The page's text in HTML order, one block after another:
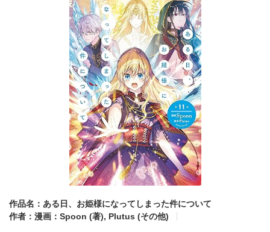
作品名：ある日、お姫様になってしまった件について
作者：漫画：Spoon (著), Plutus (その他)